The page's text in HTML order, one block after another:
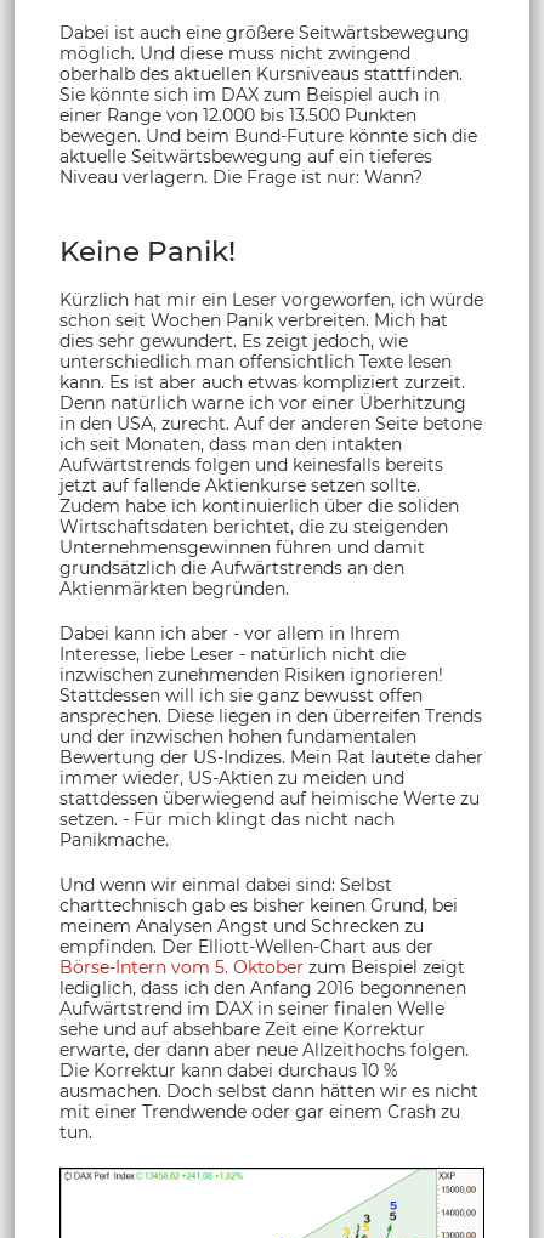
Dabei ist auch eine größere Seitwärtsbewegung
möglich. Und diese muss nicht zwingend
oberhalb des aktuellen Kursniveaus stattfinden.
Sie könnte sich im DAX zum Beispiel auch in
einer Range von 12.000 bis 13.500 Punkten
bewegen. Und beim Bund-Future könnte sich die
aktuelle Seitwärtsbewegung auf ein tieferes
Niveau verlagern. Die Frage ist nur: Wann?
Keine Panik!
Kürzlich hat mir ein Leser vorgeworfen, ich würde
schon seit Wochen Panik verbreiten. Mich hat
dies sehr gewundert. Es zeigt jedoch, wie
unterschiedlich man offensichtlich Texte lesen
kann. Es ist aber auch etwas kompliziert zurzeit.
Denn natürlich warne ich vor einer Überhitzung
in den USA, zurecht. Auf der anderen Seite betone
ich seit Monaten, dass man den intakten
Aufwärtstrends folgen und keinesfalls bereits
jetzt auf fallende Aktienkurse setzen sollte.
Zudem habe ich kontinuierlich über die soliden
Wirtschaftsdaten berichtet, die zu steigenden
Unternehmensgewinnen führen und damit
grundsätzlich die Aufwärtstrends an den
Aktienmärkten begründen.
Dabei kann ich aber - vor allem in Ihrem
Interesse, liebe Leser - natürlich nicht die
inzwischen zunehmenden Risiken ignorieren!
Stattdessen will ich sie ganz bewusst offen
ansprechen. Diese liegen in den überreifen Trends
und der inzwischen hohen fundamentalen
Bewertung der US-Indizes. Mein Rat lautete daher
immer wieder, US-Aktien zu meiden und
stattdessen überwiegend auf heimische Werte zu
setzen. - Für mich klingt das nicht nach
Panikmache.
Und wenn wir einmal dabei sind: Selbst
charttechnisch gab es bisher keinen Grund, bei
meinem Analysen Angst und Schrecken zu
empfinden. Der Elliott-Wellen-Chart aus der
Börse-Intern vom 5. Oktober zum Beispiel zeigt
lediglich, dass ich den Anfang 2016 begonnenen
Aufwärtstrend im DAX in seiner finalen Welle
sehe und auf absehbare Zeit eine Korrektur
erwarte, der dann aber neue Allzeithochs folgen.
Die Korrektur kann dabei durchaus 10 %
ausmachen. Doch selbst dann hätten wir es nicht
mit einer Trendwende oder gar einem Crash zu
tun.